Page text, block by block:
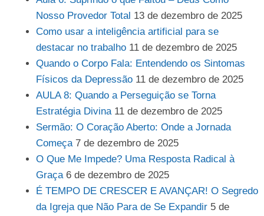
Nosso Provedor Total 13 de dezembro de 2025
Como usar a inteligência artificial para se
destacar no trabalho 11 de dezembro de 2025
Quando o Corpo Fala: Entendendo os Sintomas
Físicos da Depressão 11 de dezembro de 2025
AULA 8: Quando a Perseguição se Torna
Estratégia Divina 11 de dezembro de 2025
Sermão: O Coração Aberto: Onde a Jornada
Começa 7 de dezembro de 2025
O Que Me Impede? Uma Resposta Radical à
Graça 6 de dezembro de 2025
É TEMPO DE CRESCER E AVANÇAR! O Segredo
da Igreja que Não Para de Se Expandir 5 de